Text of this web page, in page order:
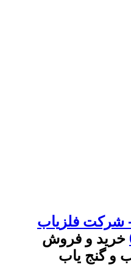
شرکت فلزیاب
خرید و فروش
و گنج یاب